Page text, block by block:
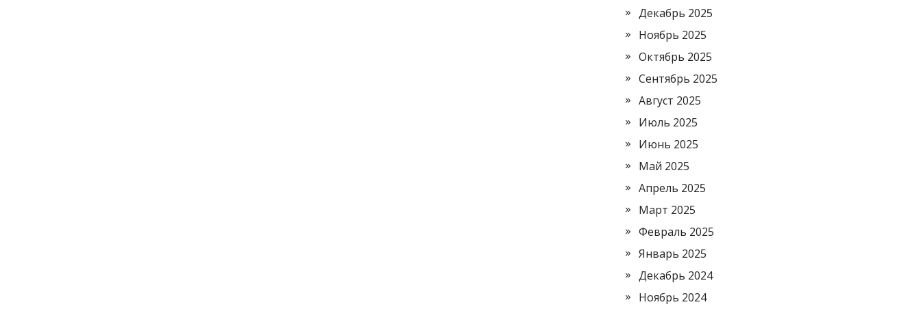
Декабрь 2025
Ноябрь 2025
Октябрь 2025
Сентябрь 2025
Август 2025
Июль 2025
Июнь 2025
Май 2025
Апрель 2025
Март 2025
Февраль 2025
Январь 2025
Декабрь 2024
Ноябрь 2024